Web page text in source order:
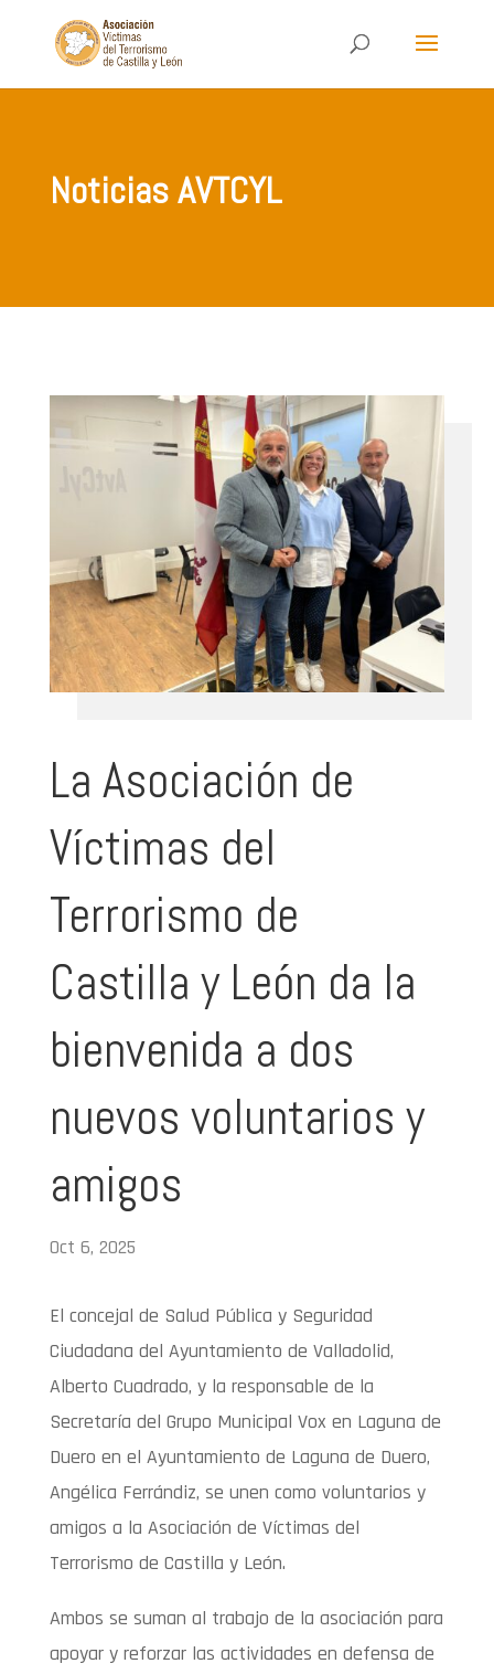
Noticias AVTCYL
La Asociación de
Víctimas del
Terrorismo de
Castilla y León da la
bienvenida a dos
nuevos voluntarios y
amigos
Oct 6, 2025
El concejal de Salud Pública y Seguridad
Ciudadana del Ayuntamiento de Valladolid,
Alberto Cuadrado, y la responsable de la
Secretaría del Grupo Municipal Vox en Laguna de
Duero en el Ayuntamiento de Laguna de Duero,
Angélica Ferrándiz, se unen como voluntarios y
amigos a la Asociación de Víctimas del
Terrorismo de Castilla y León.
Ambos se suman al trabajo de la asociación para
apoyar y reforzar las actividades en defensa de